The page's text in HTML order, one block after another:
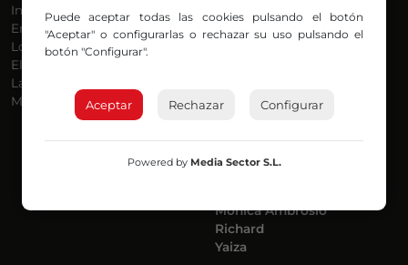
Informativos
En Ruta
Locos por la Música
El Supermadrugador
La Mañana de Radio Nervión
Más Madrugada
Eva Argote
Endika
Jon
Joseba
Luis Carlos
Mónica Ambrosio
Richard
Yaiza
Puede aceptar todas las cookies pulsando el botón
"Aceptar" o configurarlas o rechazar su uso pulsando el
botón "Configurar".
Aceptar Rechazar Configurar
Powered by Media Sector S.L.